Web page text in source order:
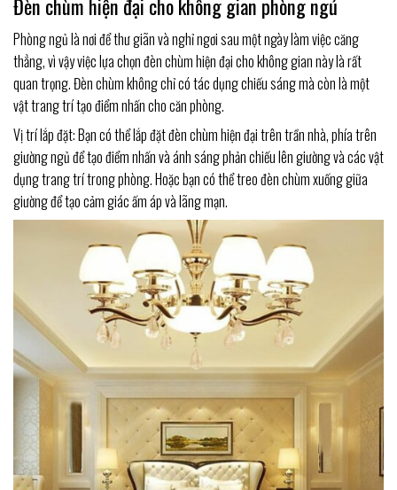
Phòng ngủ là nơi để thư giãn và nghỉ ngơi sau một ngày làm việc căng
thẳng, vì vậy việc lựa chọn đèn chùm hiện đại cho không gian này là rất
quan trọng. Đèn chùm không chỉ có tác dụng chiếu sáng mà còn là một
vật trang trí tạo điểm nhấn cho căn phòng.
Vị trí lắp đặt: Bạn có thể lắp đặt đèn chùm hiện đại trên trần nhà, phía trên
giường ngủ để tạo điểm nhấn và ánh sáng phản chiếu lên giường và các vật
dụng trang trí trong phòng. Hoặc bạn có thể treo đèn chùm xuống giữa
giường để tạo cảm giác ấm áp và lãng mạn.